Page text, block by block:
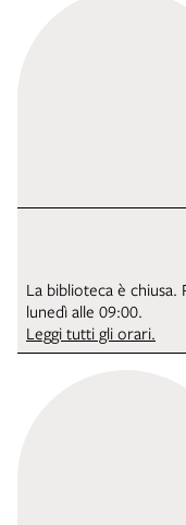
La biblioteca è chiusa.
lunedì alle 09:00.
Leggi tutti gli orari.